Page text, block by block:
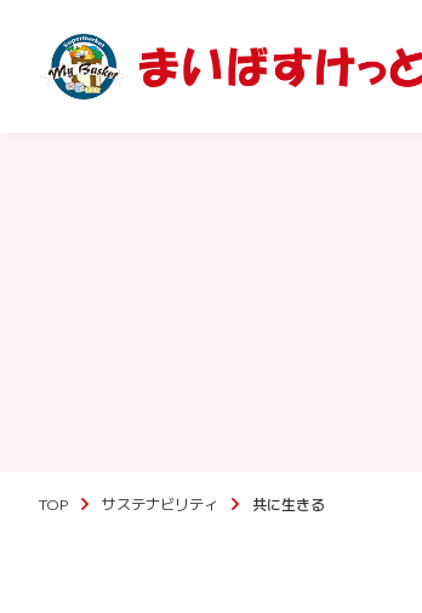
TOP サステナビリティ 共に生きる